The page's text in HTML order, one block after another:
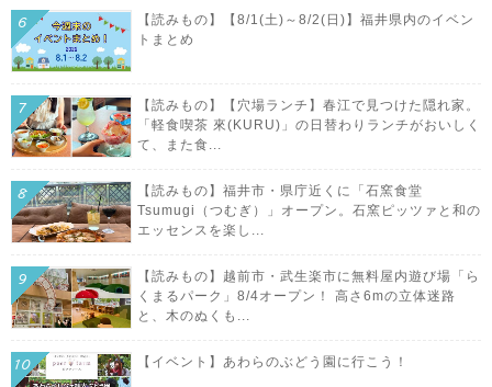
【読みもの】【8/1(土)～8/2(日)】福井県内のイベン
トまとめ
【読みもの】【穴場ランチ】春江で見つけた隠れ家。
「軽食喫茶 來(KURU)」の日替わりランチがおいしく
て、また食...
【読みもの】福井市・県庁近くに「石窯食堂
Tsumugi（つむぎ）」オープン。石窯ピッツァと和の
エッセンスを楽し...
【読みもの】越前市・武生楽市に無料屋内遊び場「ら
くまるパーク」8/4オープン！ 高さ6mの立体迷路
と、木のぬくも...
【イベント】あわらのぶどう園に行こう！